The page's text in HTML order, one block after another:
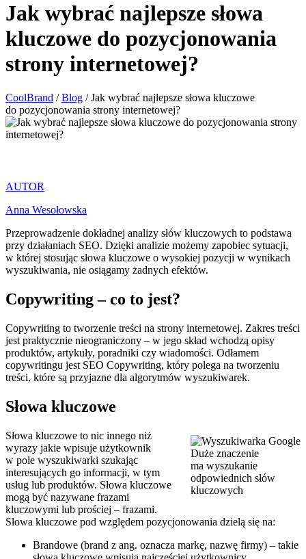
Jak wybrać najlepsze słowa
kluczowe do pozycjonowania
strony internetowej?
CoolBrand /Blog /Jak wybrać najlepsze słowa kluczowe
do pozycjonowania strony internetowej?
AUTOR
Anna Wesołowska
Przeprowadzenie dokładnej analizy słów kluczowych to podstawa
przy działaniach SEO. Dzięki analizie możemy zapobiec sytuacji,
w której stosując słowa kluczowe o wysokiej pozycji w wynikach
wyszukiwania, nie osiągamy żadnych efektów.
Copywriting – co to jest?
Copywriting to tworzenie treści na strony internetowej. Zakres treści
jest praktycznie nieograniczony – w jego skład wchodzą opisy
produktów, artykuły, poradniki czy wiadomości. Odłamem
copywritingu jest SEO Copywriting, który polega na tworzeniu
treści, które są przyjazne dla algorytmów wyszukiwarek.
Słowa kluczowe
Duże znaczenie
ma wyszukanie
odpowiednich słów
kluczowych
Słowa kluczowe to nic innego niż
wyrazy jakie wpisuje użytkownik
w pole wyszukiwarki szukając
interesujących go informacji, w tym
usług lub produktów. Słowa kluczowe
mogą być nazywane frazami
kluczowymi lub prościej – frazami.
Słowa kluczowe pod względem pozycjonowania dzielą się na:
Brandowe (brand z ang. oznacza markę, nazwę firmy) – takie